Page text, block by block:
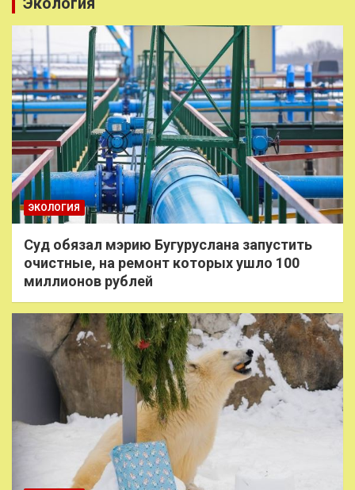
ЭКОЛОГИЯ
Суд обязал мэрию Бугуруслана запустить
очистные, на ремонт которых ушло 100
миллионов рублей